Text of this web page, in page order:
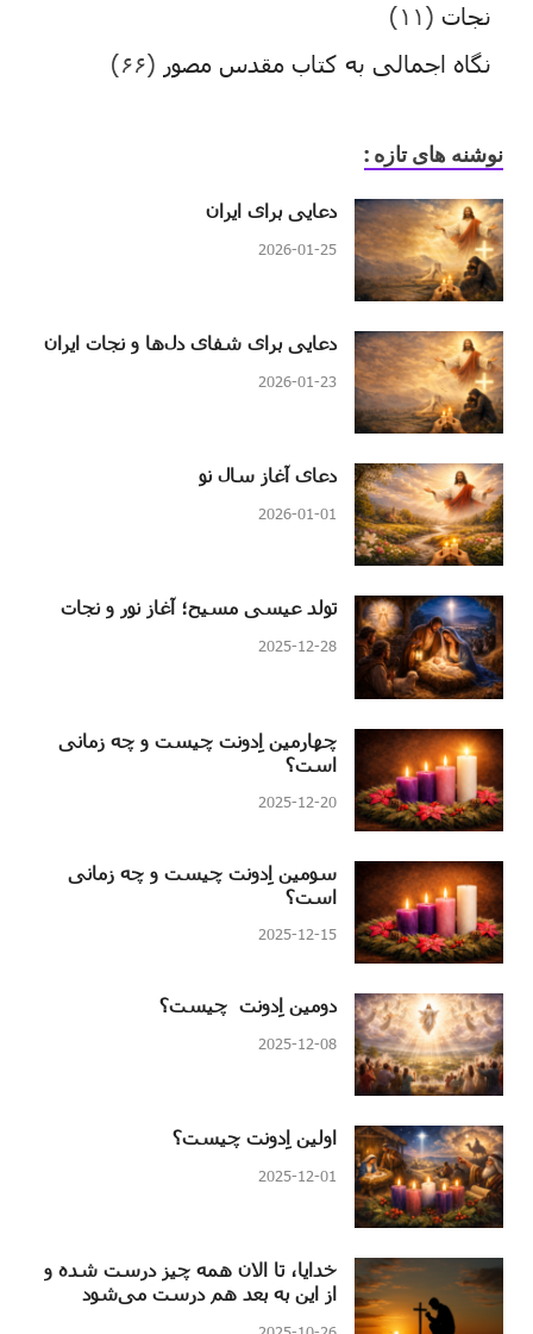
نجات (۱۱)
نگاه اجمالی به کتاب مقدس مصور (۶۶)
نوشنه های تازه :
دعایی برای ایران
2026-01-25
دعایی برای شفای دل‌ها و نجات ایران
2026-01-23
دعای آغاز سال نو
2026-01-01
تولد عیسی مسیح؛ آغاز نور و نجات
2025-12-28
چهارمین اِدونت چیست و چه زمانی
است؟
2025-12-20
سومین اِدونت چیست و چه زمانی
است؟
2025-12-15
دومین اِدونت چیست؟
2025-12-08
اولین اِدونت چیست؟
2025-12-01
خدایا، تا الان همه چیز درست شده و
از این به بعد هم درست می‌شود